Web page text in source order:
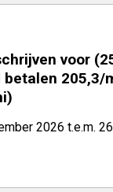
voor
betalen 205,3/
2026 t.e.m.